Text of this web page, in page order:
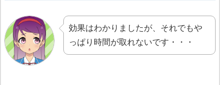
効果はわかりましたが、それでもや
っぱり時間が取れないです・・・